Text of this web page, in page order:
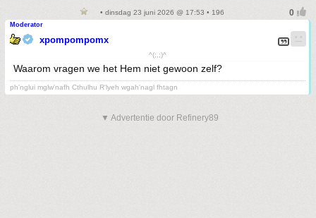
• dinsdag 23 juni 2026 @ 17:53 • 196
Moderator
xpompompomx
^(;,;)^
Waarom vragen we het Hem niet gewoon zelf?
ph'nglui mglw'nafh Cthulhu R'lyeh wgah'nagl fhtagn
▼ Advertentie door Refinery89